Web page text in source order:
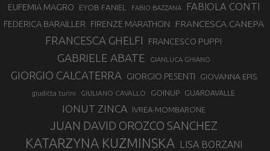
EUFEMIA MAGRO EYOB FANIEL FABIO BAZZANA FABIOLA CONTI
FEDERICA BARAILLER FIRENZE MARATHON FRANCESCA CANEPA
FRANCESCA GHELFI FRANCESCO PUPPI
GABRIELE ABATE GIANLUCA GHIANO
GIORGIO CALCATERRA GIORGIO PESENTI GIOVANNA EPIS
giuditta turini GIULIANO CAVALLO GOINUP GUARDAVALLE
IONUT ZINCA IVREA-MOMBARONE
JUAN DAVID OROZCO SANCHEZ
KATARZYNA KUZMINSKA LISA BORZANI